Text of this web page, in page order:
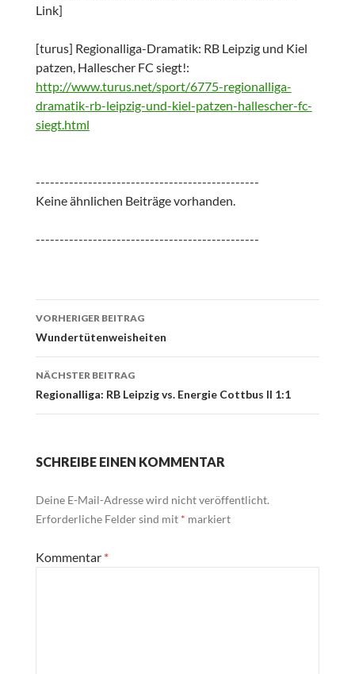
Link]
[turus] Regionalliga-Dramatik: RB Leipzig und Kiel
patzen, Hallescher FC siegt!:
http://www.turus.net/sport/6775-regionalliga-
dramatik-rb-leipzig-und-kiel-patzen-hallescher-fc-
siegt.html
-----------------------------------------------
Keine ähnlichen Beiträge vorhanden.
-----------------------------------------------
Beitrags-
Navigation
VORHERIGER BEITRAG
Wundertütenweisheiten
NÄCHSTER BEITRAG
Regionalliga: RB Leipzig vs. Energie Cottbus II 1:1
SCHREIBE EINEN KOMMENTAR
Deine E-Mail-Adresse wird nicht veröffentlicht.
Erforderliche Felder sind mit * markiert
Kommentar *